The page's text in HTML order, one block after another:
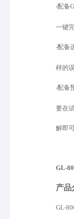
•配备
一键
•配备
样的
•配备
要在
解即
GL-
产品
GL-